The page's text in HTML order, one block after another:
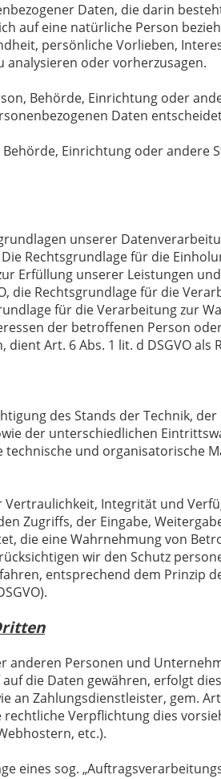
Daten, die darin
auf eine natürliche Person
persönliche Vorlieben,
oder vorherzusagen.
Behörde, Einrichtung oder
Daten
Einrichtung oder andere
unserer
Rechtsgrundlage für die
Erfüllung unserer Leistungen
die Rechtsgrundlage für die
für die Verarbeitung zur
der betroffenen Person
Art. 6 Abs. 1 lit. d DSGVO als
des Stands der Technik,
der unterschiedlichen
und organisatorische
Integrität und
Zugriffs, der Eingabe,
die eine Wahrnehmung von
wir den Schutz
entsprechend dem Prinzip
anderen Personen und
die Daten gewähren, erfolgt
Zahlungsdienstleister, gem.
Verpflichtung dies
etc.).
eines sog.